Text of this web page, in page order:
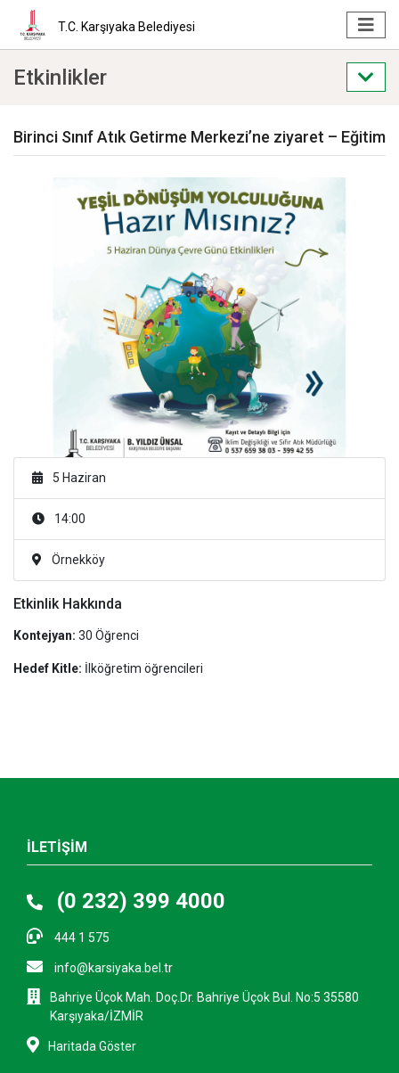
T.C. Karşıyaka Belediyesi
Etkinlikler
Birinci Sınıf Atık Getirme Merkezi’ne ziyaret – Eğitim
5 Haziran
14:00
Örnekköy
Etkinlik Hakkında
Kontejyan: 30 Öğrenci
Hedef Kitle: İlköğretim öğrencileri
İLETİŞİM
(0 232) 399 4000
444 1 575
info@karsiyaka.bel.tr
Bahriye Üçok Mah. Doç.Dr. Bahriye Üçok Bul. No:5 35580
Karşıyaka/İZMİR
Haritada Göster